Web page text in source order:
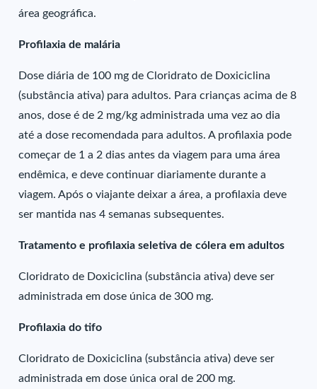
área geográfica.
Profilaxia de malária
Dose diária de 100 mg de Cloridrato de Doxiciclina
(substância ativa) para adultos. Para crianças acima de 8
anos, dose é de 2 mg/kg administrada uma vez ao dia
até a dose recomendada para adultos. A profilaxia pode
começar de 1 a 2 dias antes da viagem para uma área
endêmica, e deve continuar diariamente durante a
viagem. Após o viajante deixar a área, a profilaxia deve
ser mantida nas 4 semanas subsequentes.
Tratamento e profilaxia seletiva de cólera em adultos
Cloridrato de Doxiciclina (substância ativa) deve ser
administrada em dose única de 300 mg.
Profilaxia do tifo
Cloridrato de Doxiciclina (substância ativa) deve ser
administrada em dose única oral de 200 mg.